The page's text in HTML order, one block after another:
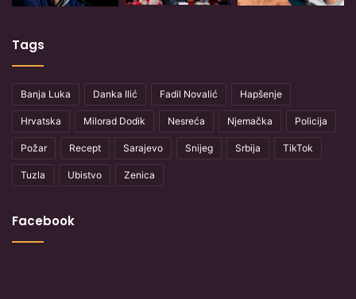
Tags
Banja Luka Danka Ilić Fadil Novalić Hapšenje
Hrvatska Milorad Dodik Nesreća Njemačka Policija
Požar Recept Sarajevo Snijeg Srbija TikTok
Tuzla Ubistvo Zenica
Facebook